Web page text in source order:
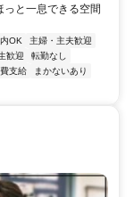
っと一息できる空間
OK
主婦・主夫歓迎
歓迎
転勤なし
支給
まかないあり